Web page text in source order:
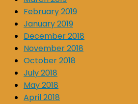
February 2019
January 2019
December 2018
November 2018
October 2018
July 2018
May 2018
April 2018